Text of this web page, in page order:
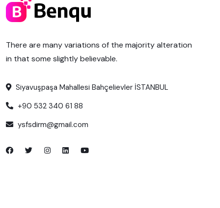
There are many variations of the majority alteration
in that some slightly believable.
Siyavuşpaşa Mahallesi Bahçelievler İSTANBUL
+90 532 340 61 88
ysfsdirm@gmail.com